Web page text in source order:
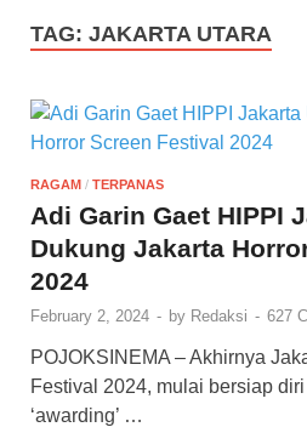
TAG: JAKARTA UTARA
RAGAM / TERPANAS
Adi Garin Gaet HIPPI
Dukung Jakarta
2024
February 2, 2024 - by Redaksi - 627
POJOKSINEMA – Akhirnya
Festival 2024, mulai bersiap
‘awarding’ …